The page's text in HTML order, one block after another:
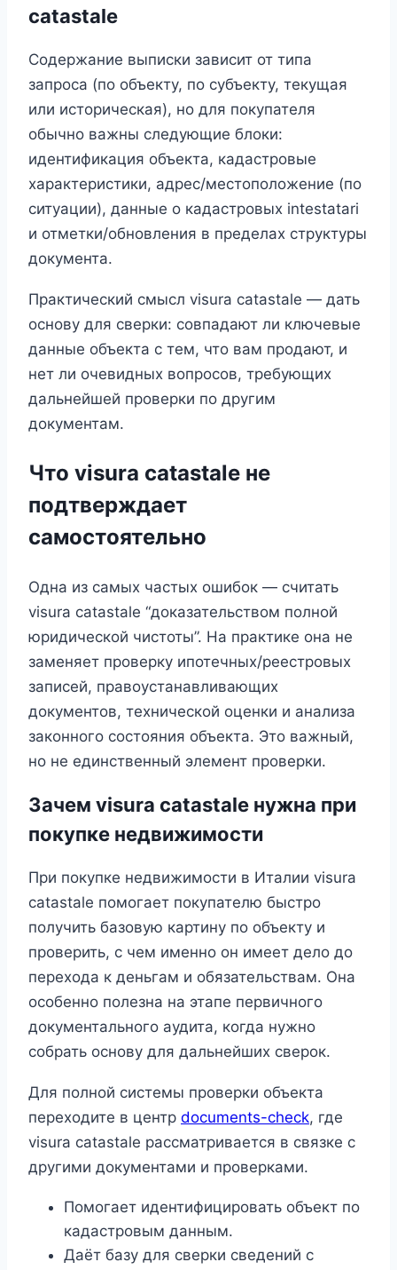
catastale
Содержание выписки зависит от типа
запроса (по объекту, по субъекту, текущая
или историческая), но для покупателя
обычно важны следующие блоки:
идентификация объекта, кадастровые
характеристики, адрес/местоположение (по
ситуации), данные о кадастровых intestatari
и отметки/обновления в пределах структуры
документа.
Практический смысл visura catastale — дать
основу для сверки: совпадают ли ключевые
данные объекта с тем, что вам продают, и
нет ли очевидных вопросов, требующих
дальнейшей проверки по другим
документам.
Что visura catastale не
подтверждает
самостоятельно
Одна из самых частых ошибок — считать
visura catastale “доказательством полной
юридической чистоты”. На практике она не
заменяет проверку ипотечных/реестровых
записей, правоустанавливающих
документов, технической оценки и анализа
законного состояния объекта. Это важный,
но не единственный элемент проверки.
Зачем visura catastale нужна при
покупке недвижимости
При покупке недвижимости в Италии visura
catastale помогает покупателю быстро
получить базовую картину по объекту и
проверить, с чем именно он имеет дело до
перехода к деньгам и обязательствам. Она
особенно полезна на этапе первичного
документального аудита, когда нужно
собрать основу для дальнейших сверок.
Для полной системы проверки объекта
переходите в центр documents-check, где
visura catastale рассматривается в связке с
другими документами и проверками.
Помогает идентифицировать объект по
кадастровым данным.
Даёт базу для сверки сведений с